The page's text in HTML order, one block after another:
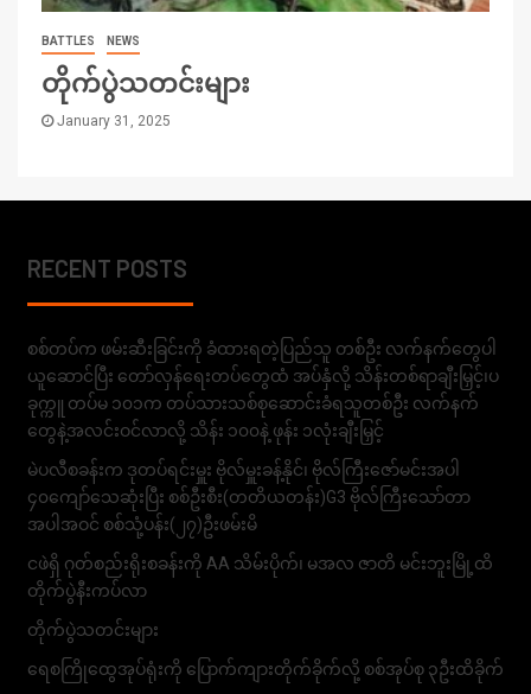
BATTLES NEWS
တိုက်ပွဲသတင်းများ
January 31, 2025
RECENT POSTS
စစ်တပ်က ဖမ်းဆီးခြင်းကို ခံထားရတဲ့ပြည်သူ တစ်ဦး လက်နက်တွေပါ
ယူဆောင်ပြီး တော်လှန်ရေးတပ်တွေထံ အပ်နှံလို့ သိန်းတစ်ရာချီးမြှင့်၊ပ
ခုက္ကူ တပ်မ ၁၀၁က တပ်သားသစ်စုဆောင်းခံရသူတစ်ဦး လက်နက်
တွေနဲ့အလင်းဝင်လာလို့ သိန်း ၁၀၀နဲ့ ဖုန်း ၁လုံးချီးမြှင့်
မဲပလီစခန်းက ဒုတပ်ရင်းမှူး ဗိုလ်မှူးခန့်နိုင်၊ ဗိုလ်ကြီးဇော်မင်းအပါ
၄၀ကျော်သေဆုံးပြီး စစ်ဦးစီး(တတိယတန်း)G3 ဗိုလ်ကြီးသော်တာ
အပါအဝင် စစ်သုံ့ပန်း(၂၇)ဦးဖမ်းမိ
ငဖဲရှိ ဂုတ်စည်းရိုးစခန်းကို AA သိမ်းပိုက်၊ မအလ ဇာတိ မင်းဘူးမြို့ထိ
တိုက်ပွဲနီးကပ်လာ
တိုက်ပွဲသတင်းများ
ရေစကြိုထွေအုပ်ရုံးကို ပြောက်ကျားတိုက်ခိုက်လို့ စစ်အုပ်စု ၃ဦးထိခိုက်